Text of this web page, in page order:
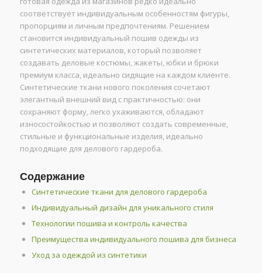
соответствует индивидуальным особенностям фигуры,
пропорциям и личным предпочтениям. Решением
становится индивидуальный пошив одежды из
синтетических материалов, который позволяет
создавать деловые костюмы, жакеты, юбки и брюки
премиум класса, идеально сидящие на каждом клиенте.
Синтетические ткани нового поколения сочетают
элегантный внешний вид с практичностью: они
сохраняют форму, легко ухаживаются, обладают
износостойкостью и позволяют создать современные,
стильные и функциональные изделия, идеально
подходящие для делового гардероба.
Содержание
Синтетические ткани для делового гардероба
Индивидуальный дизайн для уникального стиля
Технологии пошива и контроль качества
Преимущества индивидуального пошива для бизнеса
Уход за одеждой из синтетики